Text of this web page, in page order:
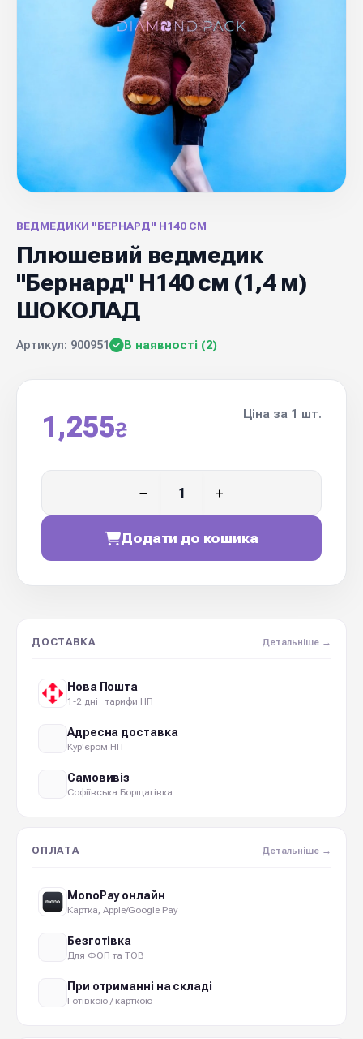
ВЕДМЕДИКИ "БЕРНАРД" Н140 СМ
Плюшевий ведмедик
"Бернард" Н140 см (1,4 м)
ШОКОЛАД
Артикул: 900951 В наявності (2)
1,255₴
Ціна за 1 шт.
− +
Додати до кошика
ДОСТАВКА Детальніше →
Нова Пошта
1-2 дні · тарифи НП
Адресна доставка
Кур'єром НП
Самовивіз
Софіївська Борщагівка
ОПЛАТА Детальніше →
MonoPay онлайн
Картка, Apple/Google Pay
Безготівка
Для ФОП та ТОВ
При отриманні на складі
Готівкою / карткою